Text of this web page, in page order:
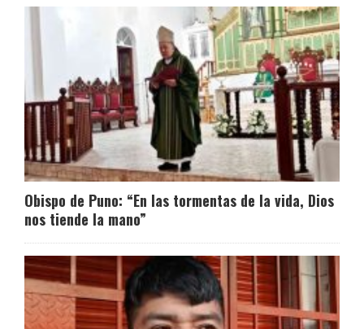
Obispo de Puno: “En las tormentas de la vida, Dios
nos tiende la mano”